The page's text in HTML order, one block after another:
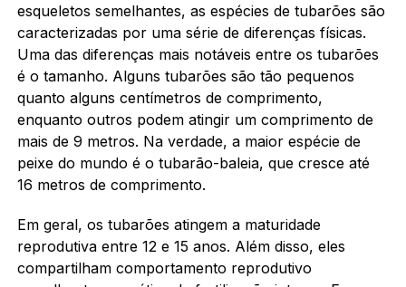
esqueletos semelhantes, as espécies de tubarões são
caracterizadas por uma série de diferenças físicas.
Uma das diferenças mais notáveis entre os tubarões
é o tamanho. Alguns tubarões são tão pequenos
quanto alguns centímetros de comprimento,
enquanto outros podem atingir um comprimento de
mais de 9 metros. Na verdade, a maior espécie de
peixe do mundo é o tubarão-baleia, que cresce até
16 metros de comprimento.
Em geral, os tubarões atingem a maturidade
reprodutiva entre 12 e 15 anos. Além disso, eles
compartilham comportamento reprodutivo